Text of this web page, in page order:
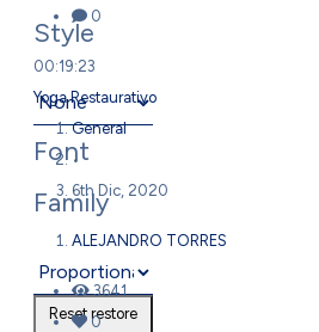
Style
Font
Family
Reset restore
0
00:19:23
Yoga Restaurativo
General
•
6th Dic, 2020
ALEJANDRO TORRES
3641
0